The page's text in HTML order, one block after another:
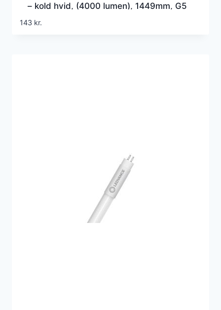
– kold hvid, (4000 lumen), 1449mm, G5
(=Erstatter 49w), 230 volt direct wire
143 kr.